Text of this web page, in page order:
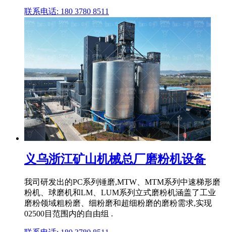
联系电话: 180 3780 8511
义乌浙江矿山机械总厂磨粉机设备
我司研发出的PC系列锤磨,MTW、MTM系列中速梯形磨
粉机、球磨机和LM、LUM系列立式磨粉机涵盖了工业
磨粉领域粗粉磨、细粉磨和超细粉磨的磨粉需求,实现
02500目范围内的自由组 .